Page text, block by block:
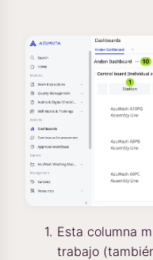
Esta columna
trabajo